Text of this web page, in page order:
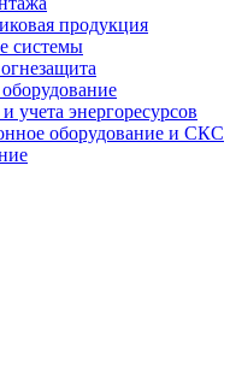
продукция
системы
учета энергоресурсов
оборудование и СКС